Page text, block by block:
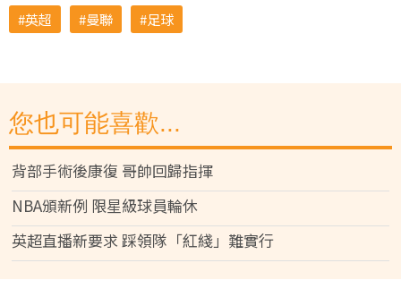
英超 曼聯 足球
您也可能喜歡...
背部手術後康復 哥帥回歸指揮
NBA頒新例 限星級球員輪休
英超直播新要求 踩領隊「紅綫」難實行